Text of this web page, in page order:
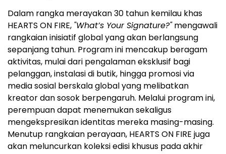
Dalam rangka merayakan 30 tahun kemilau khas
HEARTS ON FIRE, "What’s Your Signature?"mengawali
rangkaian inisiatif global yang akan berlangsung
sepanjang tahun. Program ini mencakup beragam
aktivitas, mulai dari pengalaman eksklusif bagi
pelanggan, instalasi di butik, hingga promosi via
media sosial berskala global yang melibatkan
kreator dan sosok berpengaruh. Melalui program ini,
perempuan dapat menemukan sekaligus
mengekspresikan identitas mereka masing-masing.
Menutup rangkaian perayaan, HEARTS ON FIRE juga
akan meluncurkan koleksi edisi khusus pada akhir